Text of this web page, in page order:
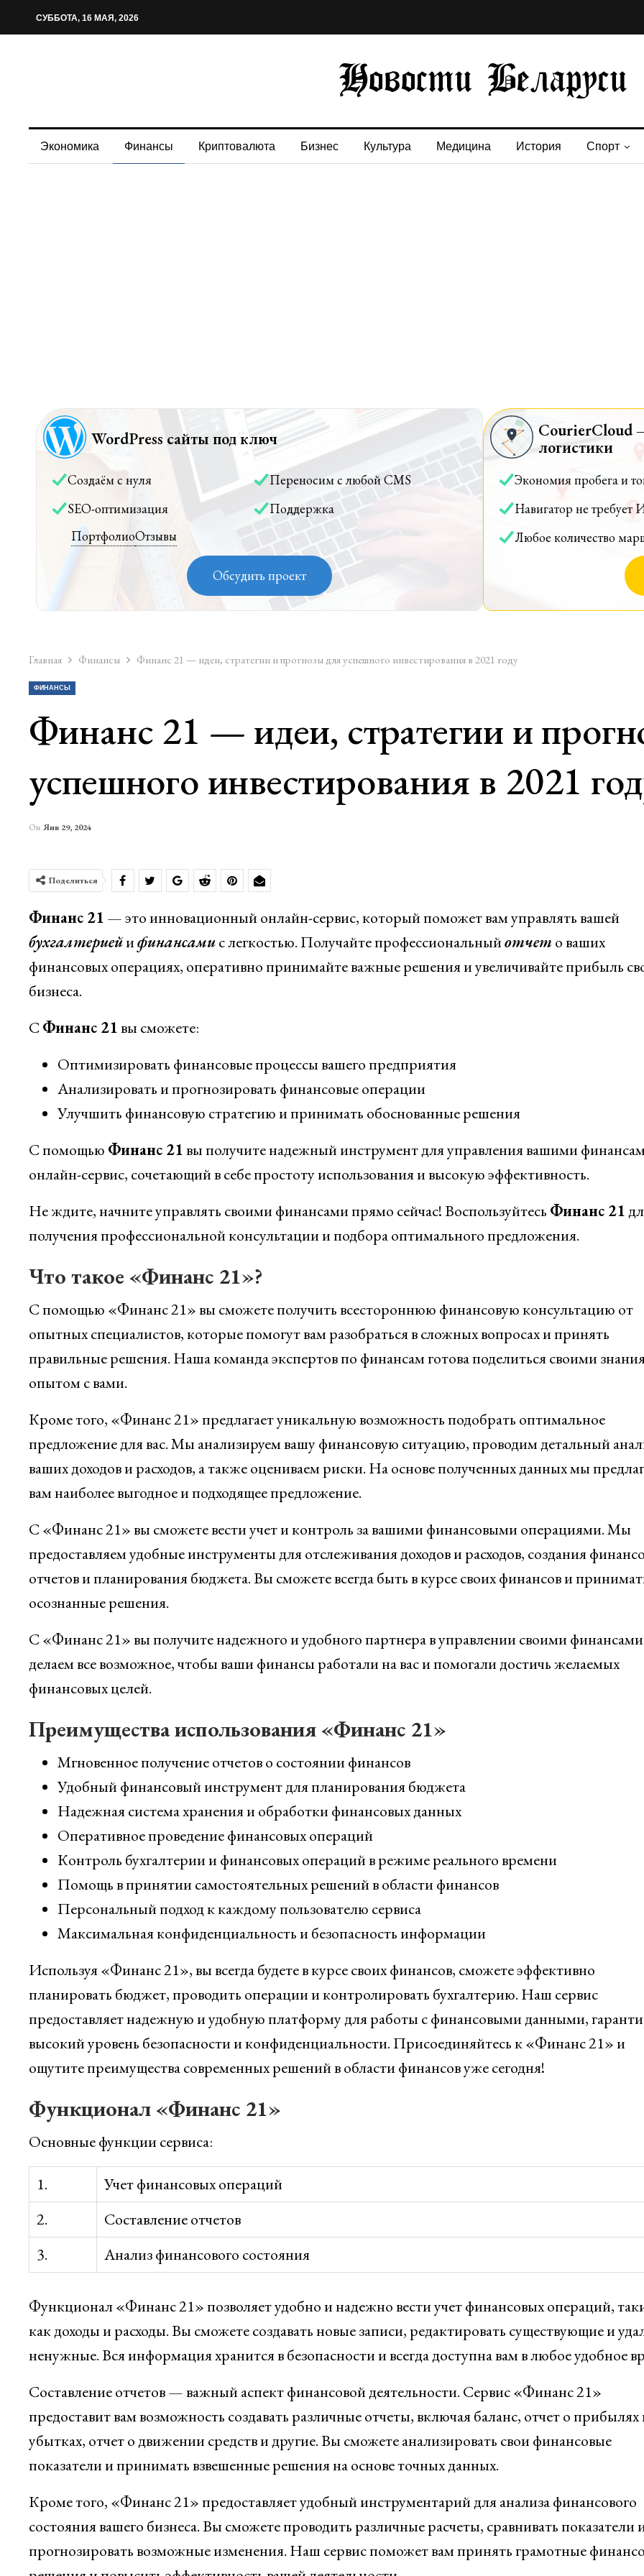
СУББОТА, 16 МАЯ, 2026
Экономика Финансы Криптовалюта Бизнес Культура Медицина История Спорт
WordPress сайты под ключ
Создаём с нуля
Переносим с любой CMS
SEO-оптимизация
Поддержка
ПортфолиоОтзывы
Обсудить проект
CourierCloud
логистики
Экономия пробега и
Навигатор не требует
Любое количество
Главная Финансы Финанс 21 — идеи, стратегии и прогнозы для успешного инвестирования в 2021 году
ФИНАНСЫ
Финанс 21 — идеи, стратегии и
успешного инвестирования в 2021
On Янв 29, 2024
Поделиться
Финанс 21 — это инновационный онлайн-сервис, который поможет вам управлять вашей
бухгалтериейифинансамис легкостью. Получайте профессиональныйотчет о ваших
финансовых операциях, оперативно принимайте важные решения и увеличивайте прибыль
бизнеса.
С Финанс 21вы сможете:
Оптимизировать финансовые процессы вашего предприятия
Анализировать и прогнозировать финансовые операции
Улучшить финансовую стратегию и принимать обоснованные решения
С помощью Финанс 21вы получите надежный инструмент для управления вашими
онлайн-сервис, сочетающий в себе простоту использования и высокую эффективность.
Не ждите, начните управлять своими финансами прямо сейчас! Воспользуйтесь Финанс 21
получения профессиональной консультации и подбора оптимального предложения.
Что такое «Финанс 21»?
С помощью «Финанс 21» вы сможете получить всестороннюю финансовую консультацию от
опытных специалистов, которые помогут вам разобраться в сложных вопросах и принять
правильные решения. Наша команда экспертов по финансам готова поделиться своими
опытом с вами.
Кроме того, «Финанс 21» предлагает уникальную возможность подобрать оптимальное
предложение для вас. Мы анализируем вашу финансовую ситуацию, проводим детальный
ваших доходов и расходов, а также оцениваем риски. На основе полученных данных мы
вам наиболее выгодное и подходящее предложение.
С «Финанс 21» вы сможете вести учет и контроль за вашими финансовыми операциями. Мы
предоставляем удобные инструменты для отслеживания доходов и расходов, создания
отчетов и планирования бюджета. Вы сможете всегда быть в курсе своих финансов и
осознанные решения.
С «Финанс 21» вы получите надежного и удобного партнера в управлении своими
делаем все возможное, чтобы ваши финансы работали на вас и помогали достичь желаемых
финансовых целей.
Преимущества использования «Финанс 21»
Мгновенное получение отчетов о состоянии финансов
Удобный финансовый инструмент для планирования бюджета
Надежная система хранения и обработки финансовых данных
Оперативное проведение финансовых операций
Контроль бухгалтерии и финансовых операций в режиме реального времени
Помощь в принятии самостоятельных решений в области финансов
Персональный подход к каждому пользователю сервиса
Максимальная конфиденциальность и безопасность информации
Используя «Финанс 21», вы всегда будете в курсе своих финансов, сможете эффективно
планировать бюджет, проводить операции и контролировать бухгалтерию. Наш сервис
предоставляет надежную и удобную платформу для работы с финансовыми данными,
высокий уровень безопасности и конфиденциальности. Присоединяйтесь к «Финанс 21» и
ощутите преимущества современных решений в области финансов уже сегодня!
Функционал «Финанс 21»
Основные функции сервиса:
1.
Учет финансовых операций
2.
Составление отчетов
3.
Анализ финансового состояния
Функционал «Финанс 21» позволяет удобно и надежно вести учет финансовых операций,
как доходы и расходы. Вы сможете создавать новые записи, редактировать существующие и
ненужные. Вся информация хранится в безопасности и всегда доступна вам в любое удобное
Составление отчетов — важный аспект финансовой деятельности. Сервис «Финанс 21»
предоставит вам возможность создавать различные отчеты, включая баланс, отчет о прибылях
убытках, отчет о движении средств и другие. Вы сможете анализировать свои финансовые
показатели и принимать взвешенные решения на основе точных данных.
Кроме того, «Финанс 21» предоставляет удобный инструментарий для анализа финансового
состояния вашего бизнеса. Вы сможете проводить различные расчеты, сравнивать показатели
прогнозировать возможные изменения. Наш сервис поможет вам принять грамотные